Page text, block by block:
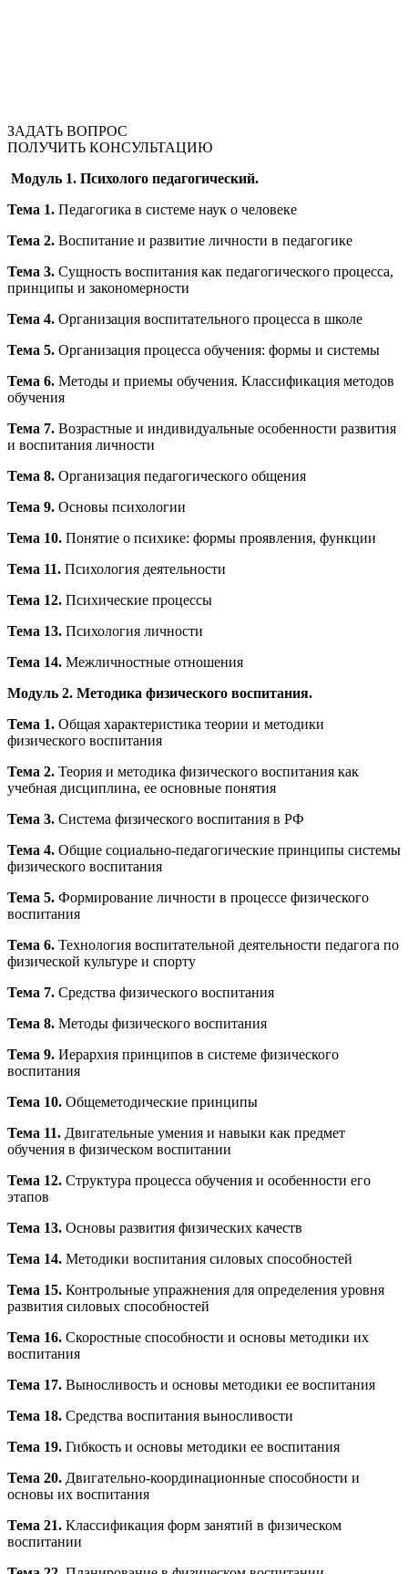
ЗАДАТЬ ВОПРОС
ПОЛУЧИТЬ КОНСУЛЬТАЦИЮ
Модуль 1. Психолого педагогический.
Тема 1. Педагогика в системе наук о человеке
Тема 2. Воспитание и развитие личности в педагогике
Тема 3. Сущность воспитания как педагогического процесса,
принципы и закономерности
Тема 4. Организация воспитательного процесса в школе
Тема 5. Организация процесса обучения: формы и системы
Тема 6. Методы и приемы обучения. Классификация методов
обучения
Тема 7. Возрастные и индивидуальные особенности развития
и воспитания личности
Тема 8. Организация педагогического общения
Тема 9. Основы психологии
Тема 10. Понятие о психике: формы проявления, функции
Тема 11. Психология деятельности
Тема 12. Психические процессы
Тема 13. Психология личности
Тема 14. Межличностные отношения
Модуль 2. Методика физического воспитания.
Тема 1. Общая характеристика теории и методики
физического воспитания
Тема 2. Теория и методика физического воспитания как
учебная дисциплина, ее основные понятия
Тема 3. Система физического воспитания в РФ
Тема 4. Общие социально-педагогические принципы системы
физического воспитания
Тема 5. Формирование личности в процессе физического
воспитания
Тема 6. Технология воспитательной деятельности педагога по
физической культуре и спорту
Тема 7. Средства физического воспитания
Тема 8. Методы физического воспитания
Тема 9. Иерархия принципов в системе физического
воспитания
Тема 10. Общеметодические принципы
Тема 11. Двигательные умения и навыки как предмет
обучения в физическом воспитании
Тема 12. Структура процесса обучения и особенности его
этапов
Тема 13. Основы развития физических качеств
Тема 14. Методики воспитания силовых способностей
Тема 15. Контрольные упражнения для определения уровня
развития силовых способностей
Тема 16. Скоростные способности и основы методики их
воспитания
Тема 17. Выносливость и основы методики ее воспитания
Тема 18. Средства воспитания выносливости
Тема 19. Гибкость и основы методики ее воспитания
Тема 20. Двигательно-координационные способности и
основы их воспитания
Тема 21. Классификация форм занятий в физическом
воспитании